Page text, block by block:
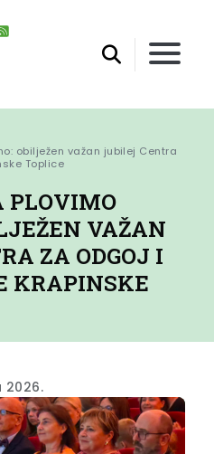
obilježen važan jubilej Centra
Toplice
PLOVIMO
VAŽAN
ZA ODGOJ I
KRAPINSKE
2026.